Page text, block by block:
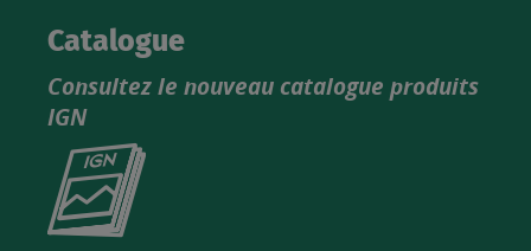
Catalogue
Consultez le nouveau catalogue produits
IGN
Consultez